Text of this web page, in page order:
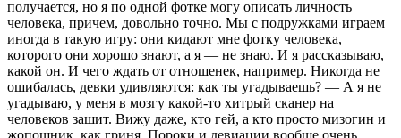
получается, но я по одной фотке могу описать личность
человека, причем, довольно точно. Мы с подружками играем
иногда в такую игру: они кидают мне фотку человека,
которого они хорошо знают, а я — не знаю. И я рассказываю,
какой он. И чего ждать от отношенек, например. Никогда не
ошибалась, девки удивляются: как ты угадываешь? — А я не
угадываю, у меня в мозгу какой-то хитрый сканер на
человеков зашит. Вижу даже, кто гей, а кто просто мизогин и